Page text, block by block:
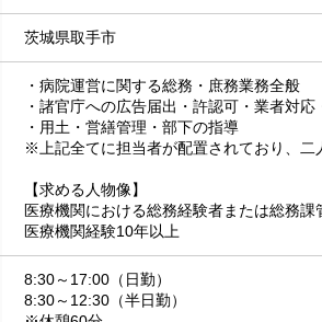
茨城県取手市
・病院運営に関する総務・庶務業務全般
・諸官庁への広告届出・許認可・業者対
・用土・営繕管理・部下の指導
※上記全てに担当者が配置されており、二
【求める人物像】
医療機関における総務経験者または総務課
医療機関経験10年以上
8:30～17:00（日勤）
8:30～12:30（半日勤）